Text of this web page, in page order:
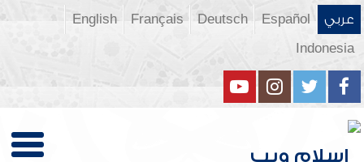
عربي Español
Deutsch
Français
English
Indonesia